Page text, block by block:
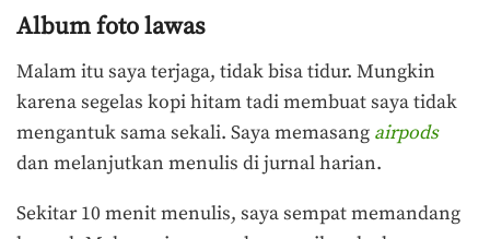
Album foto lawas
Malam itu saya terjaga, tidak bisa tidur. Mungkin
karena segelas kopi hitam tadi membuat saya tidak
mengantuk sama sekali. Saya memasang airpods
dan melanjutkan menulis di jurnal harian.
Sekitar 10 menit menulis, saya sempat memandang